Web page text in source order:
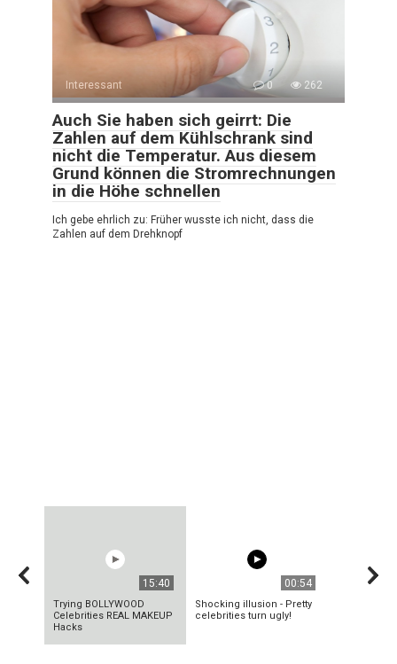
Interessant 0 262
Auch Sie haben sich geirrt: Die
Zahlen auf dem Kühlschrank sind
nicht die Temperatur. Aus diesem
Grund können die Stromrechnungen
in die Höhe schnellen
Ich gebe ehrlich zu: Früher wusste ich nicht, dass die
Zahlen auf dem Drehknopf
15:40
Trying BOLLYWOOD
Celebrities REAL MAKEUP
Hacks
00:54
Shocking illusion - Pretty
celebrities turn ugly!